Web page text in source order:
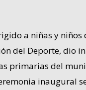
a niñas y
del Deporte,
primarias del
inaugural